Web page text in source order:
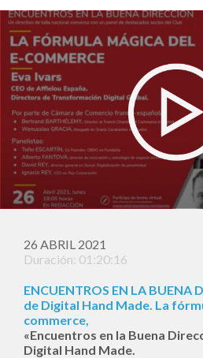
26 ABRIL 2021
Duración: 01:20:16
ENCUENTROS EN LA BUENA
de Digital Hand Made. La
commerce,
«Encuentros en la Buena
Digital Hand Made.